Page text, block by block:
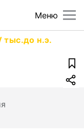
Меню
тыс.до н.э.